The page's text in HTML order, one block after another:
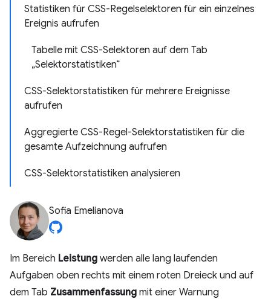
Statistiken für CSS-Regelselektoren für ein einzelnes
Ereignis aufrufen
Tabelle mit CSS-Selektoren auf dem Tab
„Selektorstatistiken“
CSS-Selektorstatistiken für mehrere Ereignisse
aufrufen
Aggregierte CSS-Regel-Selektorstatistiken für die
gesamte Aufzeichnung aufrufen
CSS-Selektorstatistiken analysieren
Sofia Emelianova
Im Bereich Leistung werden alle lang laufenden
Aufgaben oben rechts mit einem roten Dreieck und auf
dem Tab Zusammenfassung mit einer Warnung